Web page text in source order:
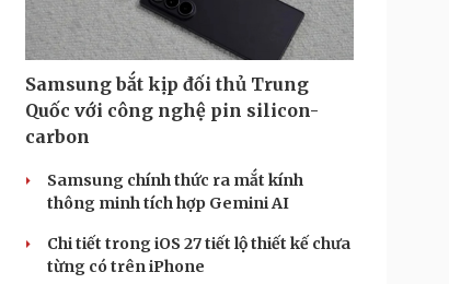
Samsung bắt kịp đối thủ Trung
Quốc với công nghệ pin silicon-
carbon
Samsung chính thức ra mắt kính
thông minh tích hợp Gemini AI
Chi tiết trong iOS 27 tiết lộ thiết kế chưa
từng có trên iPhone